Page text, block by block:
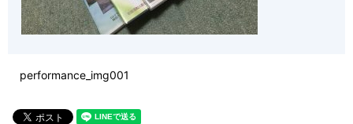
performance_img001